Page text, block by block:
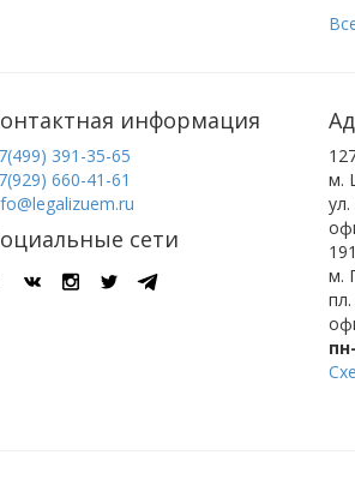
информация
391-35-65
660-41-61
сети
м.
м.